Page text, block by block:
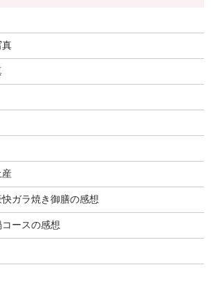
真
産
ガラ焼き御膳の感想
ースの感想